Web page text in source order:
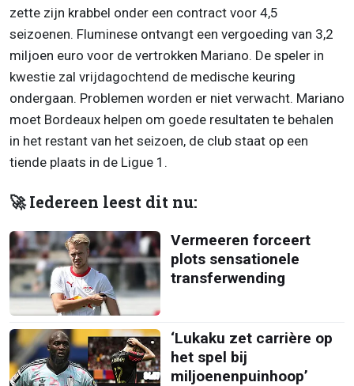
zette zijn krabbel onder een contract voor 4,5
seizoenen. Fluminese ontvangt een vergoeding van 3,2
miljoen euro voor de vertrokken Mariano. De speler in
kwestie zal vrijdagochtend de medische keuring
ondergaan. Problemen worden er niet verwacht. Mariano
moet Bordeaux helpen om goede resultaten te behalen
in het restant van het seizoen, de club staat op een
tiende plaats in de Ligue 1.
🚀 Iedereen leest dit nu:
Vermeeren forceert
plots sensationele
transferwending
‘Lukaku zet carrière op
het spel bij
miljoenenpuinhoop’